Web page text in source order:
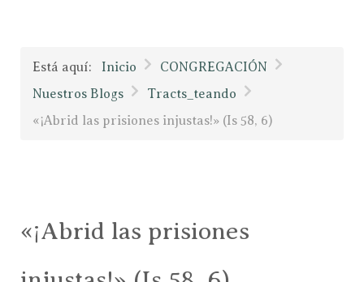
Está aquí: Inicio
CONGREGACIÓN
Nuestros Blogs
Tracts_teando
«¡Abrid las prisiones injustas!» (Is 58, 6)
«¡Abrid las prisiones